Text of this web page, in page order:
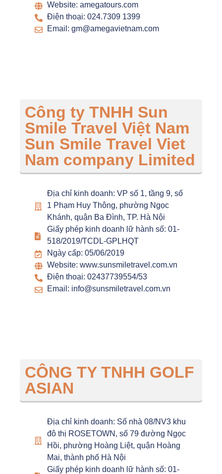
Website: amegatours.com
Điện thoại: 024.7309 1399
Email: gm@amegavietnam.com
Công ty TNHH Sun
Smile Travel Việt Nam
Sun Smile Travel Viet
Nam company Limited
Địa chỉ kinh doanh: VP số 1, tầng 9, số
1 Phạm Huy Thông, phường Ngọc
Khánh, quận Ba Đình, TP. Hà Nội
Giấy phép kinh doanh lữ hành số: 01-
518/2019/TCDL-GPLHQT
Ngày cấp: 05/06/2019
Website: www.sunsmiletravel.com.vn
Điện thoại: 02437739554/53
Email: info@sunsmiletravel.com.vn
CÔNG TY TNHH GOLF
ASIAN
Địa chỉ kinh doanh: Số nhà 08/NV3 khu
đô thị ROSETOWN, số 79 đường Ngọc
Hồi, phường Hoàng Liệt, quận Hoàng
Mai, thành phố Hà Nội
Giấy phép kinh doanh lữ hành số: 01-